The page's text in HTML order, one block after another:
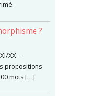
?
XX –
propositions
mots […]